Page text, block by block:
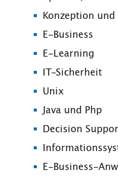
Konzeption
E-Business
E-Learning
IT-Sicherheit
Unix
Java und Php
Decision
E-Business-